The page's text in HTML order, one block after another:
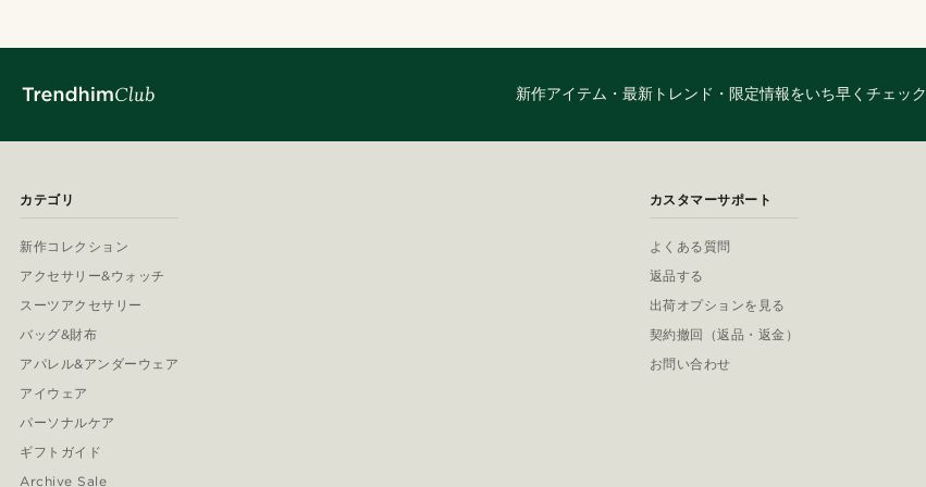
新作アイテム・最新トレンド・限定情報をいち早くチェック
カテゴリ
新作コレクション
アクセサリー&ウォッチ
スーツアクセサリー
バッグ&財布
アパレル&アンダーウェア
アイウェア
パーソナルケア
ギフトガイド
Archive Sale
カスタマーサポート
よくある質問
返品する
出荷オプションを見る
契約撤回（返品・返金）
お問い合わせ